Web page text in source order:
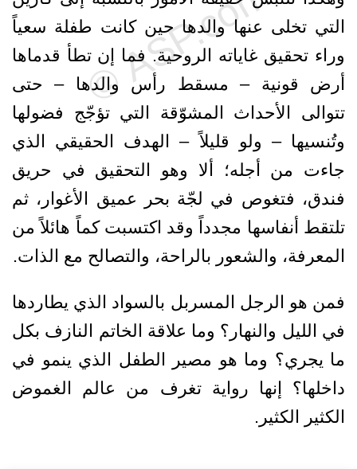
التي تخلى عنها والدها حين كانت طفلة سعياً
وراء تحقيق غاياته الروحية. فما إن تطأ قدماها
أرض قونية – مسقط رأس والدها – حتى
تتوالى الأحداث المشوّقة التي تؤجّج فضولها
وتُنسيها – ولو قليلاً – الهدف الحقيقي الذي
جاءت من أجله؛ ألا وهو التحقيق في حريق
فندق، فتغوص في لجّة بحر عميق الأغوار، ثم
تلتقط أنفاسها مجدداً وقد اكتسبت كماً هائلاً من
المعرفة، والشعور بالراحة، والتصالح مع الذات.
فمن هو الرجل المسربل بالسواد الذي يطاردها
في الليل والنهار؟ وما علاقة الخاتم النازف بكل
ما يجري؟ وما هو مصير الطفل الذي ينمو في
داخلها؟ إنها رواية تغرف من عالم الغموض
الكثير الكثير.